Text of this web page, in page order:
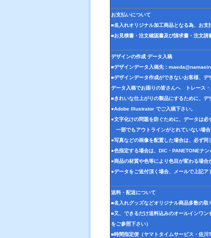
お支払いについて
■名入れオリジナル加工商品となる為、お支
■お見積書・注文確認書及び請求書・注文請
デザインの作成 データ入稿
■デザインデータ入稿先：
■デザインデータ作成ができないお客様、デ
データ入稿でお困りの皆さんへ トレース・
■きれいな仕上がりの製品にするために、
●Adobe Illustrator でご入稿下さい。
●文字化けの問題を防ぐために、データは必
一部でもアウトラインがとれていない場合
●写真などの画像を配置した場合は、必ず同
●色指定する場合は、DIC・PANETONEナン
●商品の材質や色等により色目が変わる場合
●データをご送付頂く場合、メールで上記ア
送料・配送について
■名入れグッズなどオリジナル商品多数の取
■又、できるだけ送料込みのオールインワ
をご参照下さい）
■時間指定便（ヤマトタイムサービス・佐川